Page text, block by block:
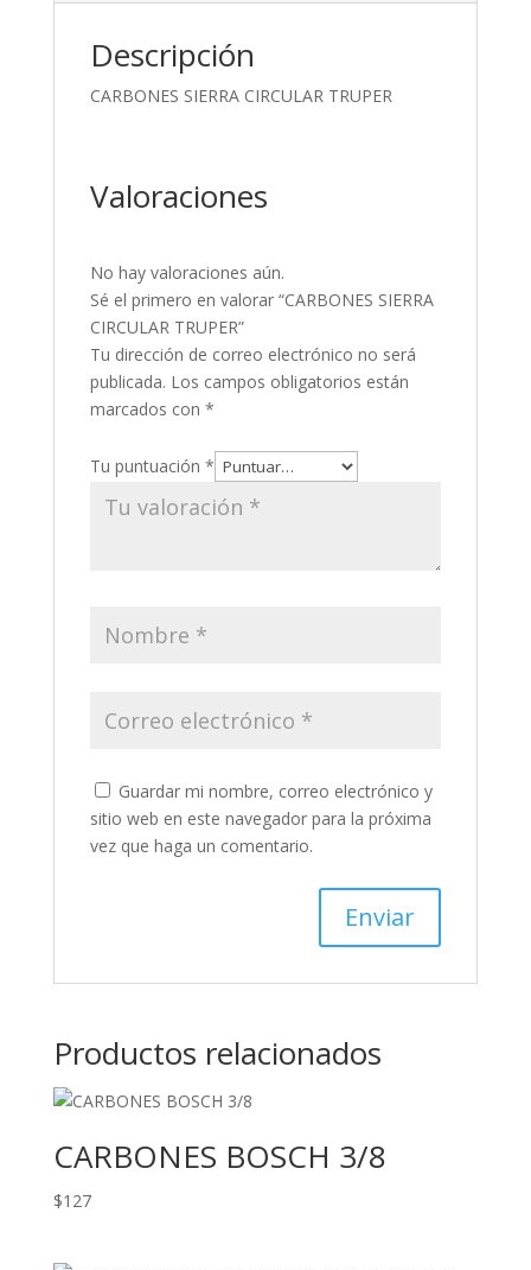
Descripción
CARBONES SIERRA CIRCULAR TRUPER
Valoraciones
No hay valoraciones aún.
Sé el primero en valorar “CARBONES SIERRA
CIRCULAR TRUPER”
Tu dirección de correo electrónico no será
publicada. Los campos obligatorios están
marcados con *
Tu puntuación *
Guardar mi nombre, correo electrónico y
sitio web en este navegador para la próxima
vez que haga un comentario.
Productos relacionados
CARBONES BOSCH 3/8
$127